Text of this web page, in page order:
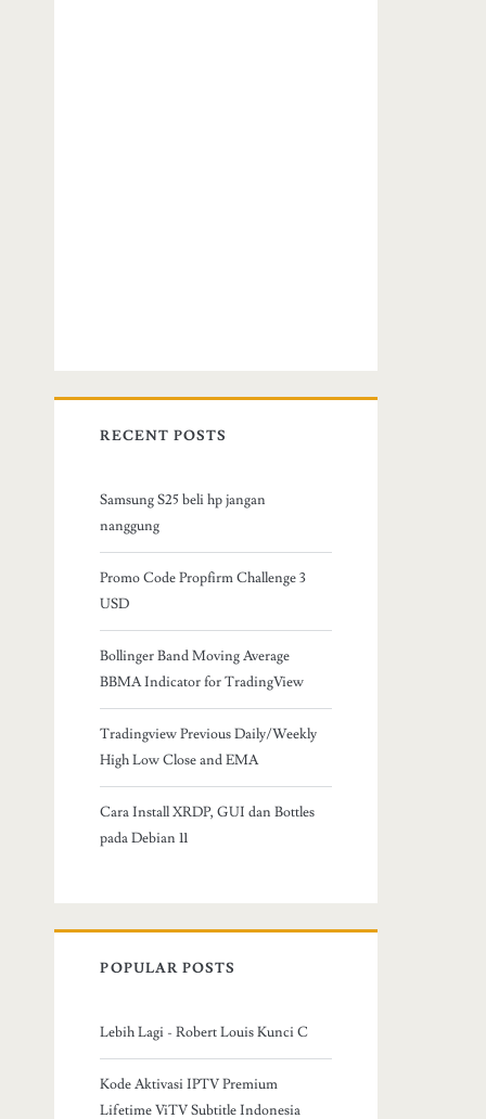
RECENT POSTS
Samsung S25 beli hp jangan
nanggung
Promo Code Propfirm Challenge 3
USD
Bollinger Band Moving Average
BBMA Indicator for TradingView
Tradingview Previous Daily/Weekly
High Low Close and EMA
Cara Install XRDP, GUI dan Bottles
pada Debian 11
POPULAR POSTS
Lebih Lagi - Robert Louis Kunci C
Kode Aktivasi IPTV Premium
Lifetime ViTV Subtitle Indonesia